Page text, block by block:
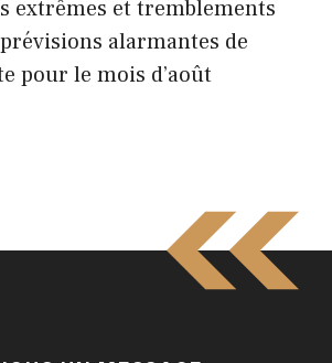
extrêmes et tremblements
alarmantes de
pour le mois d’août